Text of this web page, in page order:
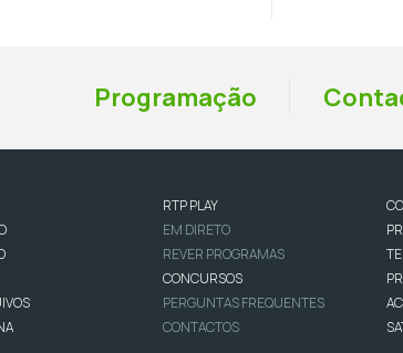
Programação
RTP PLAY
EM DIRETO
REVER PROGRAMAS
CONCURSOS
PERGUNTAS FREQUENTES
CONTACTOS